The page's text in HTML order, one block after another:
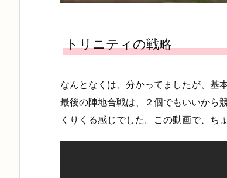
トリニティの戦略
なんとなくは、分かってましたが、基
最後の陣地合戦は、２個でもいいから
くりくる感じでした。この動画で、ち